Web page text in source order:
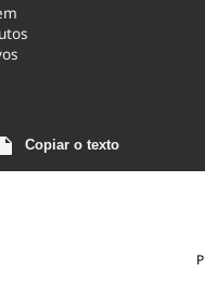
Copiar o texto